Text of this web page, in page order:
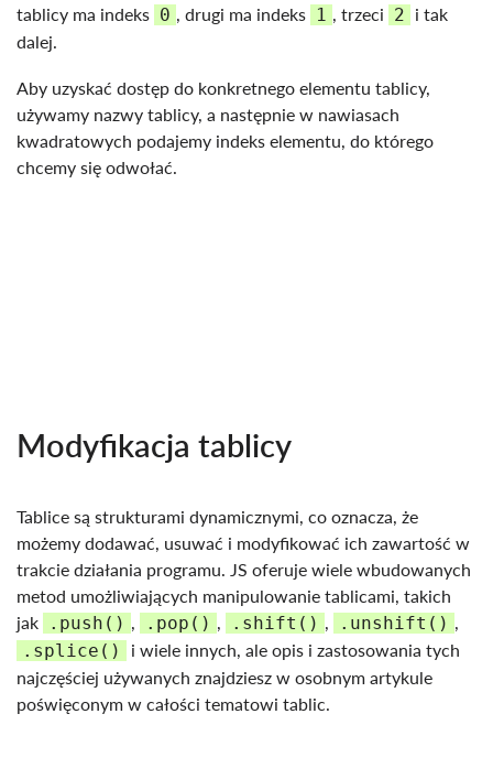
tablicy ma indeks 0 , drugi ma indeks 1 , trzeci 2 i tak
dalej.
Aby uzyskać dostęp do konkretnego elementu tablicy,
używamy nazwy tablicy, a następnie w nawiasach
kwadratowych podajemy indeks elementu, do którego
chcemy się odwołać.
Modyfikacja tablicy
Tablice są strukturami dynamicznymi, co oznacza, że
możemy dodawać, usuwać i modyfikować ich zawartość w
trakcie działania programu. JS oferuje wiele wbudowanych
metod umożliwiających manipulowanie tablicami, takich
jak
.push() , .pop() , .shift() , .unshift() ,
.splice()
i wiele innych, ale opis i zastosowania tych
najczęściej używanych znajdziesz w osobnym artykule
poświęconym w całości tematowi tablic.